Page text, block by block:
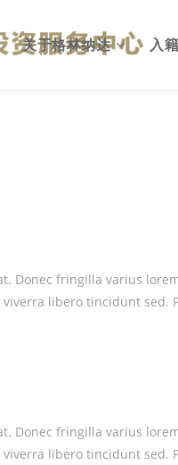
关于格林纳达
格林纳达税收
入
投资
Donec fringilla varius
libero tincidunt
Donec fringilla varius
libero tincidunt